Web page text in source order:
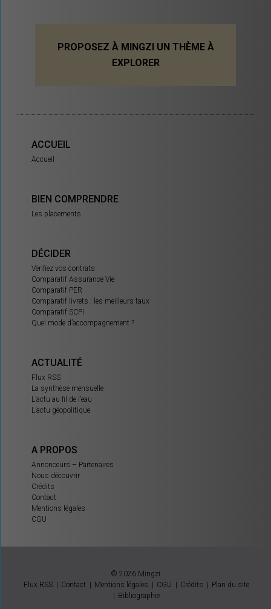
PROPOSEZ À MINGZI UN THÈME À
EXPLORER
ACCUEIL
Accueil
BIEN COMPRENDRE
Les placements
DÉCIDER
Vérifiez vos contrats
Comparatif Assurance Vie
Comparatif PER
Comparatif livrets : les meilleurs taux
Comparatif SCPI
Quel mode d’accompagnement ?
ACTUALITÉ
Flux RSS
La synthèse mensuelle
L’actu au fil de l’eau
L’actu géopolitique
A PROPOS
Annonceurs – Partenaires
Nous découvrir
Crédits
Contact
Mentions légales
CGU
© 2026 Mingzi
Flux RSS
Contact Mentions légales CGU Crédits
Plan du site
Bibliographie